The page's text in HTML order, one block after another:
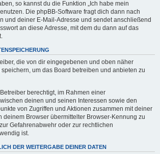
so kannst du die Funktion „Ich habe mein
Die phpBB-Software fragt dich dann nach
und deiner E-Mail-Adresse und sendet anschließend
an diese Adresse, mit dem du dann auf das
die von dir eingegebenen und oben näher
um das Board betreiben und anbieten zu
berechtigt, im Rahmen einer
deinen und seinen Interessen sowie den
von Zugriffen und Aktionen zusammen mit deiner
deinem Browser übermittelter Browser-Kennung zu
Gefahrenabwehr oder zur rechtlichen
ist.
DER WEITERGABE DEINER DATEN